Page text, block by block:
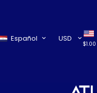
Español USD
$1.00